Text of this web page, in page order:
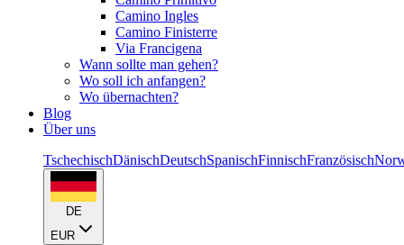
Camino Ingles
Camino Finisterre
Via Francigena
Wann sollte man gehen?
Wo soll ich anfangen?
Wo übernachten?
Blog
Über uns
TschechischDänischDeutschSpanischFinnischFranzösisch
DE
EUR